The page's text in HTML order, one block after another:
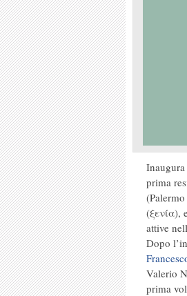
prima
(ξενία),
attive
Dopo
Valerio
prima